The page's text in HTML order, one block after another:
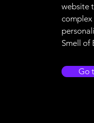
website
Smell of
Go